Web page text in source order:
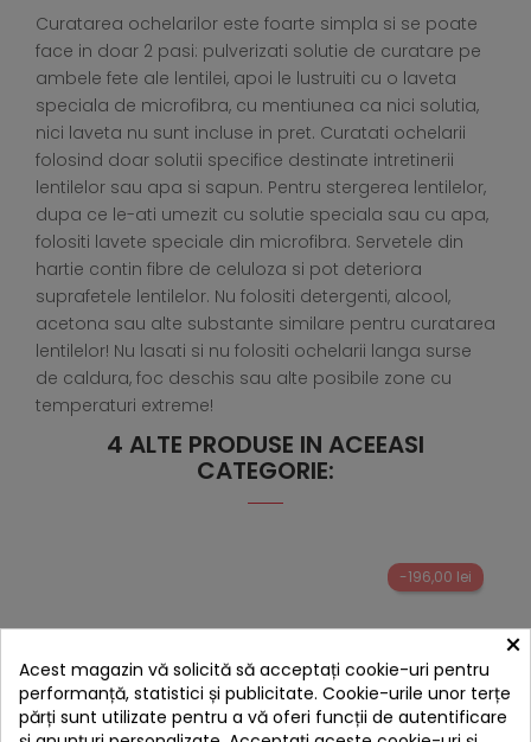
Curatarea ochelarilor este foarte simpla si se poate
face in doar 2 pasi: pulverizati solutie de curatare pe
ambele fete ale lentilei, apoi le lustruiti cu o laveta
speciala de microfibra, cu mentiunea ca nici solutia,
nici laveta nu sunt incluse in pret. Curatati ochelarii
folosind doar solutii specifice destinate intretinerii
lentilelor sau apa si sapun. Pentru stergerea lentilelor,
dupa ce le-ati umezit cu solutie speciala sau cu apa,
folositi lavete speciale din microfibra. Servetele din
hartie contin fibre de celuloza si pot deteriora
suprafetele lentilelor. Nu folositi detergenti, alcool,
acetona sau alte substante similare pentru curatarea
lentilelor! Nu lasati si nu folositi ochelarii langa surse
de caldura, foc deschis sau alte posibile zone cu
temperaturi extreme!
4 ALTE PRODUSE IN ACEEASI
CATEGORIE:
-196,00 lei
×
Acest magazin vă solicită să acceptați cookie-uri pentru
performanță, statistici și publicitate. Cookie-urile unor terțe
părți sunt utilizate pentru a vă oferi funcții de autentificare